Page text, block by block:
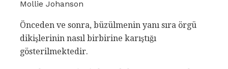
Mollie Johanson
Önceden ve sonra, büzülmenin yanı sıra örgü
dikişlerinin nasıl birbirine karıştığı
gösterilmektedir.